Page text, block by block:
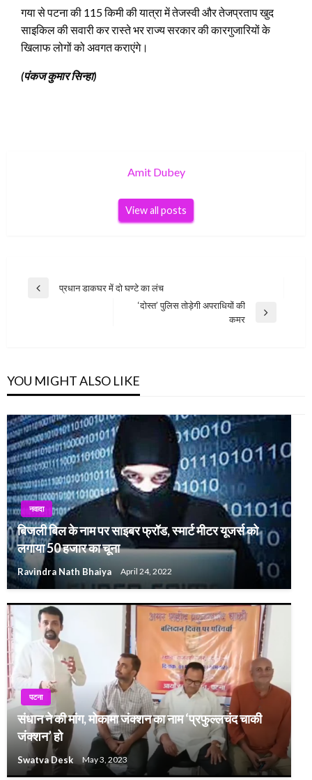
गया से पटना की 115 किमी की यात्रा में तेजस्वी और तेजप्रताप खुद
साइकिल की सवारी कर रास्ते भर राज्य सरकार की कारगुजारियों के
खिलाफ लोगों को अवगत कराएंगे।
(पंकज कुमार सिन्हा)
Amit Dubey
View all posts
Post
Previous
प्रधान डाकघर में दो घण्टे का लंच
‘दोस्त’ पुलिस तोड़ेगी अपराधियों की
कमर
YOU MIGHT ALSO LIKE
नवादा
बिजली बिल के नाम पर साइबर फ्रॉड, स्मार्ट मीटर यूजर्स को
लगाया 50 हजार का चूना
Ravindra Nath Bhaiya April 24, 2022
पटना
संधान ने की मांग, मोकामा जंक्शन का नाम ‘प्रफुल्लचंद चाकी
जंक्शन’ हो
Swatva Desk May 3, 2023
FEATURED
रीमा, रुचि और ज्ञान प्रकाश ने नीट की परीक्षा में लहराया परचम
Swatva June 14, 2023